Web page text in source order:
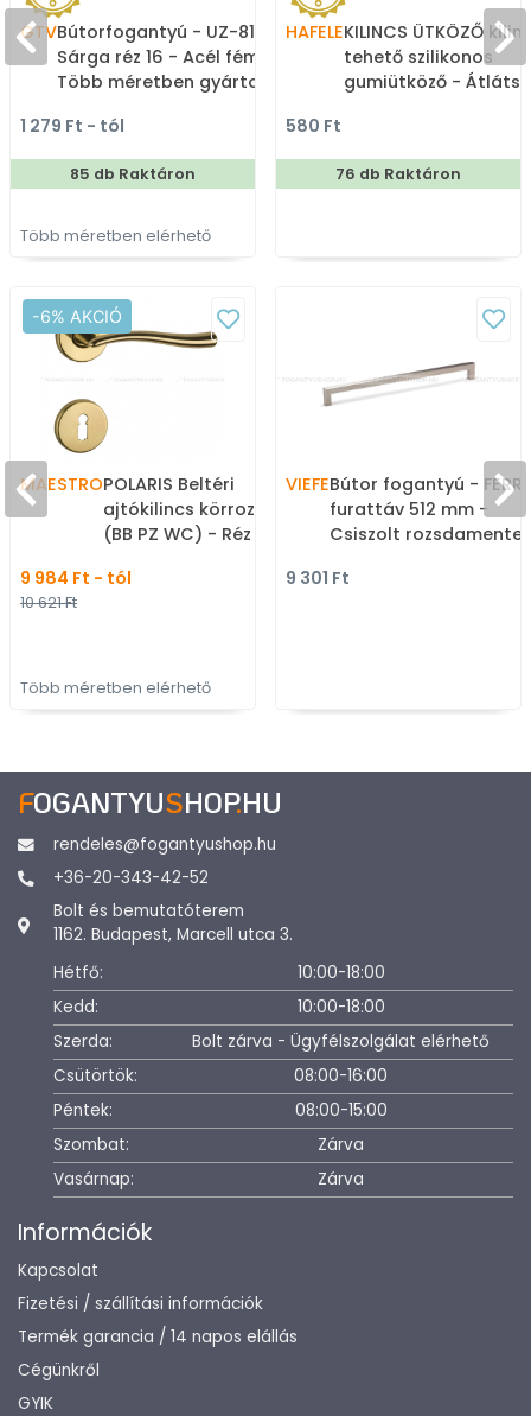
GTVBútorfogantyú - UZ-819 -
Sárga réz 16 - Acél fém -
Több méretben gyártott
bútorfogantyú
1 279 Ft - tól
85 db Raktáron
Több méretben elérhető
HAFELEKILINCS ÜTKÖZŐ
tehető szilikonos
gumiütköző -
ajtókitámasztó
tehető, padlóra,
580 Ft
76 db Raktáron
-6% AKCIÓ
MAESTROPOLARIS Beltéri
ajtókilincs körrozettával
(BB PZ WC) - Réz - Réz -
kilincs
9 984 Ft - tól
10 621 Ft
Több méretben elérhető
VIEFEBútor fogantyú -
furattáv 512 mm -
Csiszolt rozsdamentes
Rozsdamentes acél -
9 301 Ft
FOGANTYUSHOP.HU
rendeles@fogantyushop.hu
+36-20-343-42-52
Bolt és bemutatóterem
1162. Budapest, Marcell utca 3.
Hétfő:
10:00-18:00
Kedd:
10:00-18:00
Szerda:
Bolt zárva - Ügyfélszolgálat elérhető
Csütörtök:
08:00-16:00
Péntek:
08:00-15:00
Szombat:
Zárva
Vasárnap:
Zárva
Információk
Kapcsolat
Fizetési / szállítási információk
Termék garancia / 14 napos elállás
Cégünkről
GYIK